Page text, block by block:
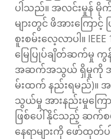
ပါသည်။ အလင်းမှုန် မိုက်ခ
များတွင် ဖိအားကြော
စူးစမ်းလေ့လာပါ။ IEEE
မြေပြုပ်ချိတ်ဆက်မှု ကွ
အဆက်အသွယ် ရှိမှုကို အတည်
မ်းထက် နည်းရမည်)။ အ
သွယ်မှု အားနည်းမှုကြော
ဖြစ်ပေါ်နိုင်သည့် ဆက်စ
နေရာများကို ဖော်ထုတ်